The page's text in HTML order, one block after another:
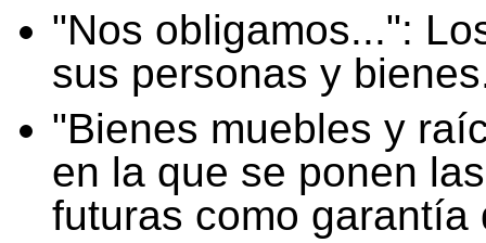
"Nos obligamos...":
sus personas y
"Bienes muebles y
en la que se ponen
futuras como